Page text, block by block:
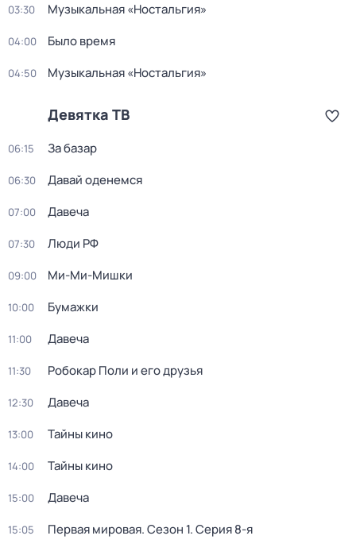
03:30 Музыкальная «Ностальгия»
04:00 Было время
04:50 Музыкальная «Ностальгия»
Девятка ТВ
06:15 За базар
06:30 Давай оденемся
07:00 Давеча
07:30 Люди РФ
09:00 Ми-Ми-Мишки
10:00 Бумажки
11:00 Давеча
11:30 Робокар Поли и его друзья
12:30 Давеча
13:00 Тайны кино
14:00 Тайны кино
15:00 Давеча
15:05 Первая мировая. Сезон 1. Серия 8-я